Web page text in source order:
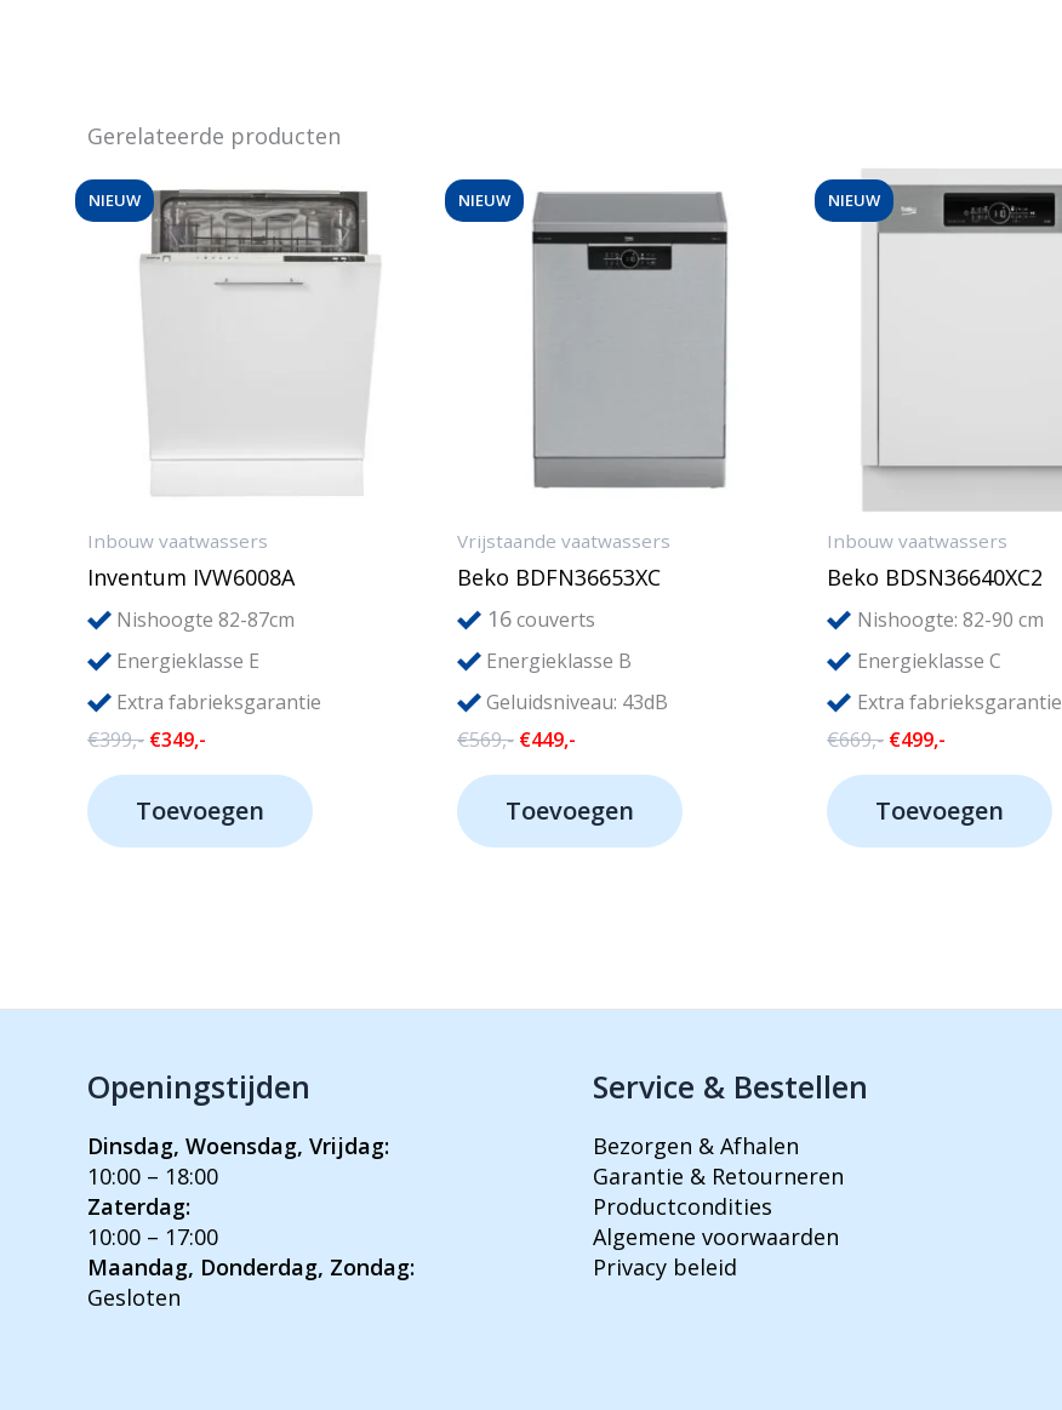
Gerelateerde producten
NIEUW
Inbouw vaatwassers
Inventum IVW6008A
Nishoogte 82-87cm
Energieklasse E
Extra fabrieksgarantie
€399,- Oorspronkelijke
€399,-.
€349,-
€349,-.
Toevoegen
NIEUW
Vrijstaande vaatwassers
Beko BDFN36653XC
16couverts
Energieklasse B
Geluidsniveau: 43dB
€569,- Oorspronkelijke
€569,-.
€449,-
€449,-.
Toevoegen
NIEUW
Inbouw vaatwassers
Beko BDSN36640XC2
Nishoogte: 82-90 cm
Energieklasse C
Extra fabrieksgarantie
€669,- Oorspronkelijke
€669,-.
€499,-
€499,-.
Toevoegen
Openingstijden
Dinsdag, Woensdag, Vrijdag:
10:00 – 18:00
Zaterdag:
10:00 – 17:00
Maandag, Donderdag, Zondag:
Gesloten
Service & Bestellen
Bezorgen & Afhalen
Garantie & Retourneren
Productcondities
Algemene voorwaarden
Privacy beleid